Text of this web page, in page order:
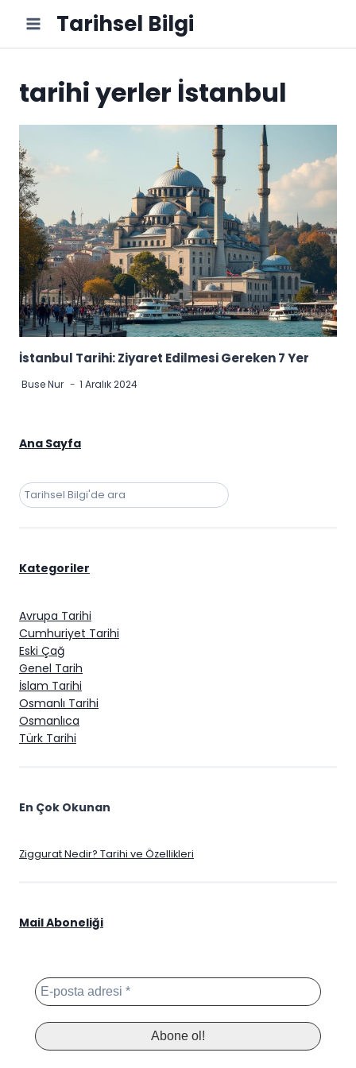
content
Tarihsel Bilgi
tarihi yerler İstanbul
İstanbul Tarihi: Ziyaret Edilmesi Gereken 7 Yer
Buse Nur 1 Aralık 2024
Ana Sayfa
Ara
Kategoriler
Avrupa Tarihi
Cumhuriyet Tarihi
Eski Çağ
Genel Tarih
İslam Tarihi
Osmanlı Tarihi
Osmanlıca
Türk Tarihi
En Çok Okunan
Ziggurat Nedir? Tarihi ve Özellikleri
Mail Aboneliği